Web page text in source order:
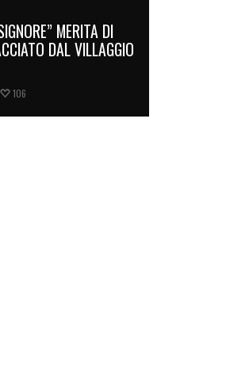
MERITA DI
DAL VILLAGGIO
106